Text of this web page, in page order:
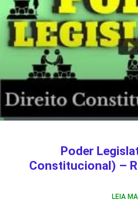
Poder
Constitucional) –
LEIA